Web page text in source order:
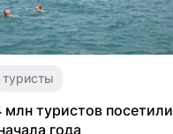
туристы
млн туристов посетили
года